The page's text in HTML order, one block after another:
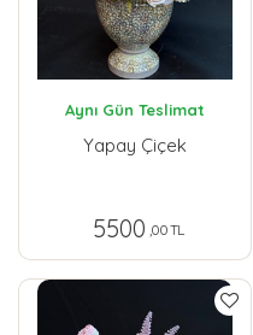
Aynı Gün Teslimat
Yapay Çiçek
5500 ,00 TL